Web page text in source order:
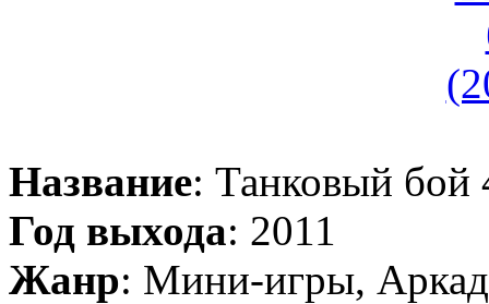
Название: Танковый бой
Год выхода: 2011
Жанр: Мини-игры,